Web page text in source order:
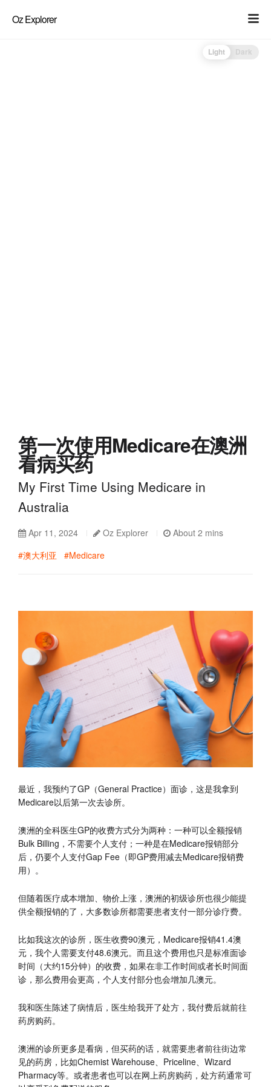
Oz Explorer
Light Dark
第一次使用Medicare在澳洲
看病买药
My First Time Using Medicare in
Australia
Apr 11, 2024 Oz Explorer
About 2 mins
#澳大利亚
#Medicare
最近，我预约了GP（General Practice）面诊，这是我拿到
Medicare以后第一次去诊所。
澳洲的全科医生GP的收费方式分为两种：一种可以全额报销
Bulk Billing，不需要个人支付；一种是在Medicare报销部分
后，仍要个人支付Gap Fee（即GP费用减去Medicare报销费
用）。
但随着医疗成本增加、物价上涨，澳洲的初级诊所也很少能提
供全额报销的了，大多数诊所都需要患者支付一部分诊疗费。
比如我这次的诊所，医生收费90澳元，Medicare报销41.4澳
元，我个人需要支付48.6澳元。而且这个费用也只是标准面诊
时间（大约15分钟）的收费，如果在非工作时间或者长时间面
诊，那么费用会更高，个人支付部分也会增加几澳元。
我和医生陈述了病情后，医生给我开了处方，我付费后就前往
药房购药。
澳洲的诊所更多是看病，但买药的话，就需要患者前往街边常
见的药房，比如Chemist Warehouse、Priceline、Wizard
Pharmacy等。或者患者也可以在网上药房购药，处方药通常可